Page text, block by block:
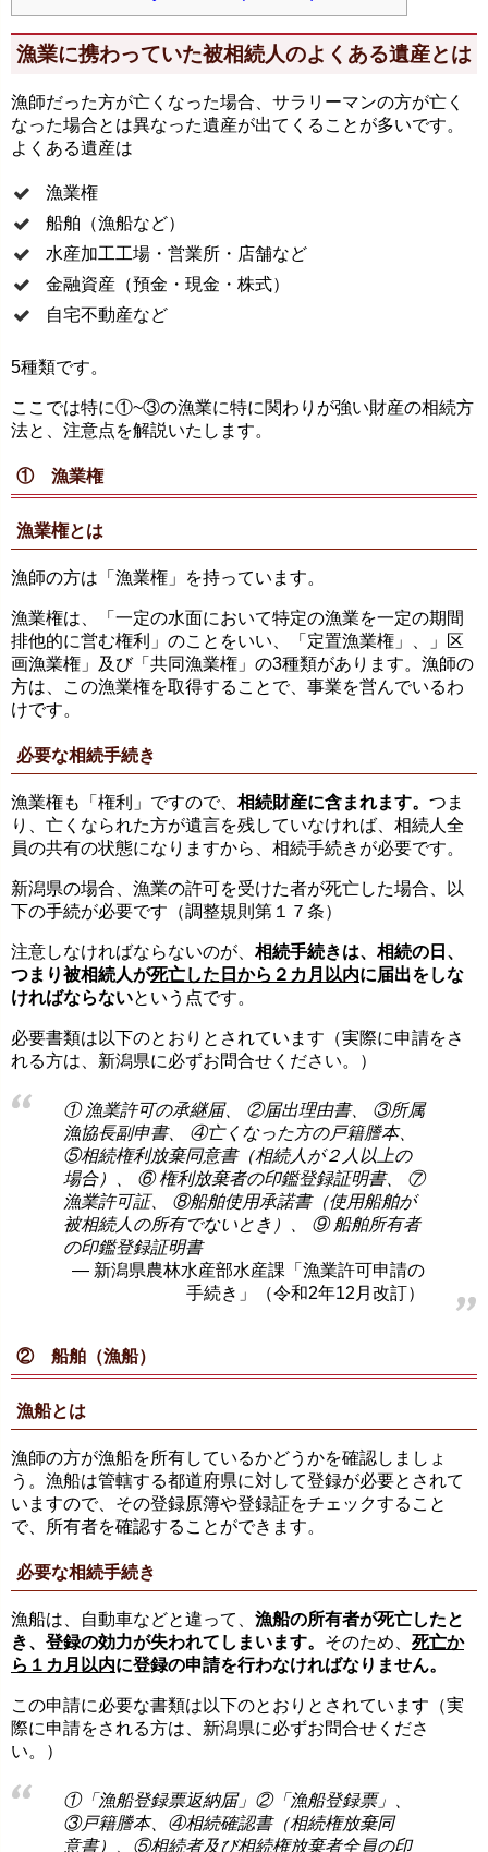
漁業に携わっていた被相続人のよくある遺産とは
漁師だった方が亡くなった場合、サラリーマンの方が亡く
なった場合とは異なった遺産が出てくることが多いです。
よくある遺産は
漁業権
船舶（漁船など）
水産加工工場・営業所・店舗など
金融資産（預金・現金・株式）
自宅不動産など
5種類です。
ここでは特に①~③の漁業に特に関わりが強い財産の相続方
法と、注意点を解説いたします。
① 漁業権
漁業権とは
漁師の方は「漁業権」を持っています。
漁業権は、「一定の水面において特定の漁業を一定の期間
排他的に営む権利」のことをいい、「定置漁業権」、」区
画漁業権」及び「共同漁業権」の3種類があります。漁師の
方は、この漁業権を取得することで、事業を営んでいるわ
けです。
必要な相続手続き
漁業権も「権利」ですので、 相続財産に含まれます。 つま
り、亡くなられた方が遺言を残していなければ、相続人全
員の共有の状態になりますから、相続手続きが必要です。
新潟県の場合、漁業の許可を受けた者が死亡した場合、以
下の手続が必要です（調整規則第１７条）
注意しなければならないのが、 相続手続きは、相続の日、
つまり被相続人が死亡した日から２カ月以内に届出をしな
ければならないという点です。
必要書類は以下のとおりとされています（実際に申請をさ
れる方は、新潟県に必ずお問合せください。）
① 漁業許可の承継届、 ②届出理由書、 ③所属
漁協長副申書、 ④亡くなった方の戸籍謄本、
⑤相続権利放棄同意書（相続人が２人以上の
場合）、 ⑥ 権利放棄者の印鑑登録証明書、 ⑦
漁業許可証、 ⑧船舶使用承諾書（使用船舶が
被相続人の所有でないとき）、 ⑨ 船舶所有者
の印鑑登録証明書
新潟県農林水産部水産課「漁業許可申請の
手続き」（令和2年12月改訂）
② 船舶（漁船）
漁船とは
漁師の方が漁船を所有しているかどうかを確認しましょ
う。漁船は管轄する都道府県に対して登録が必要とされて
いますので、その登録原簿や登録証をチェックすること
で、所有者を確認することができます。
必要な相続手続き
漁船は、自動車などと違って、 漁船の所有者が死亡したと
き、登録の効力が失われてしまいます。 そのため、 死亡か
ら１カ月以内に登録の申請を行わなければなりません。
この申請に必要な書類は以下のとおりとされています（実
際に申請をされる方は、新潟県に必ずお問合せくださ
い。）
①「漁船登録票返納届」②「漁船登録票」、
③戸籍謄本、④相続確認書（相続権放棄同
意書）、⑤相続者及び相続権放棄者全員の印